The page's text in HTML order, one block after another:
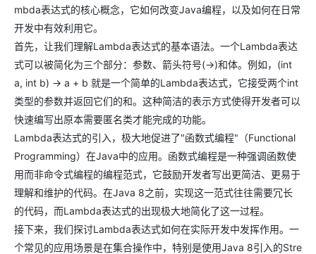
mbda表达式的核心概念，它如何改变Java编程，以及如何在日常
开发中有效利用它。
首先，让我们理解Lambda表达式的基本语法。一个Lambda表达
式可以被简化为三个部分：参数、箭头符号(->)和体。例如，(int
a, int b) -> a + b 就是一个简单的Lambda表达式，它接受两个int
类型的参数并返回它们的和。这种简洁的表示方式使得开发者可以
快速编写出原本需要匿名类才能完成的功能。
Lambda表达式的引入，极大地促进了"函数式编程"（Functional
Programming）在Java中的应用。函数式编程是一种强调函数使
用而非命令式编程的编程范式，它鼓励开发者写出更简洁、更易于
理解和维护的代码。在Java 8之前，实现这一范式往往需要冗长
的代码，而Lambda表达式的出现极大地简化了这一过程。
接下来，我们探讨Lambda表达式如何在实际开发中发挥作用。一
个常见的应用场景是在集合操作中，特别是使用Java 8引入的Stre